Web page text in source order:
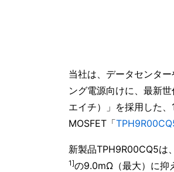
当社は、データセンタ
ング電源向けに、最新
エイチ）」を採用した
MOSFET「
新製品TPH9R00CQ5は
1]の9.0mΩ（最大）に抑